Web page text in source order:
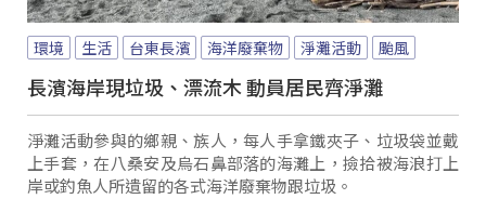
環境 生活 台東長濱 海洋廢棄物 淨灘活動 颱風
長濱海岸現垃圾、漂流木 動員居民齊淨灘
淨灘活動參與的鄉親、族人，每人手拿鐵夾子、垃圾袋並戴
上手套，在八桑安及烏石鼻部落的海灘上，撿拾被海浪打上
岸或釣魚人所遺留的各式海洋廢棄物跟垃圾。